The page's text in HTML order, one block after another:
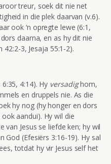
treur, soek dit nie net
in die plek daarvan (v.6).
ook ‘n opregte lewe (6:1,
daarna, en as hy dit nie
3, Jesaja 55:1-2).
4:14). Hy versadighom,
en druppels nie. As die
hy nog (hy honger en dors
aandui). Hy wil die
Jesus se liefde ken; hy wil
God (Efesiërs 3:16-19). Hy sal
totdat hy vir Jesus self het